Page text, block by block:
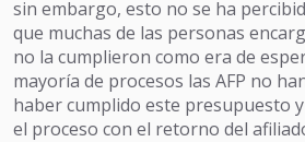
sin embargo, esto no se ha
que muchas de las personas
no la cumplieron como era de
mayoría de procesos las AFP no
haber cumplido este presupuesto
el proceso con el retorno del